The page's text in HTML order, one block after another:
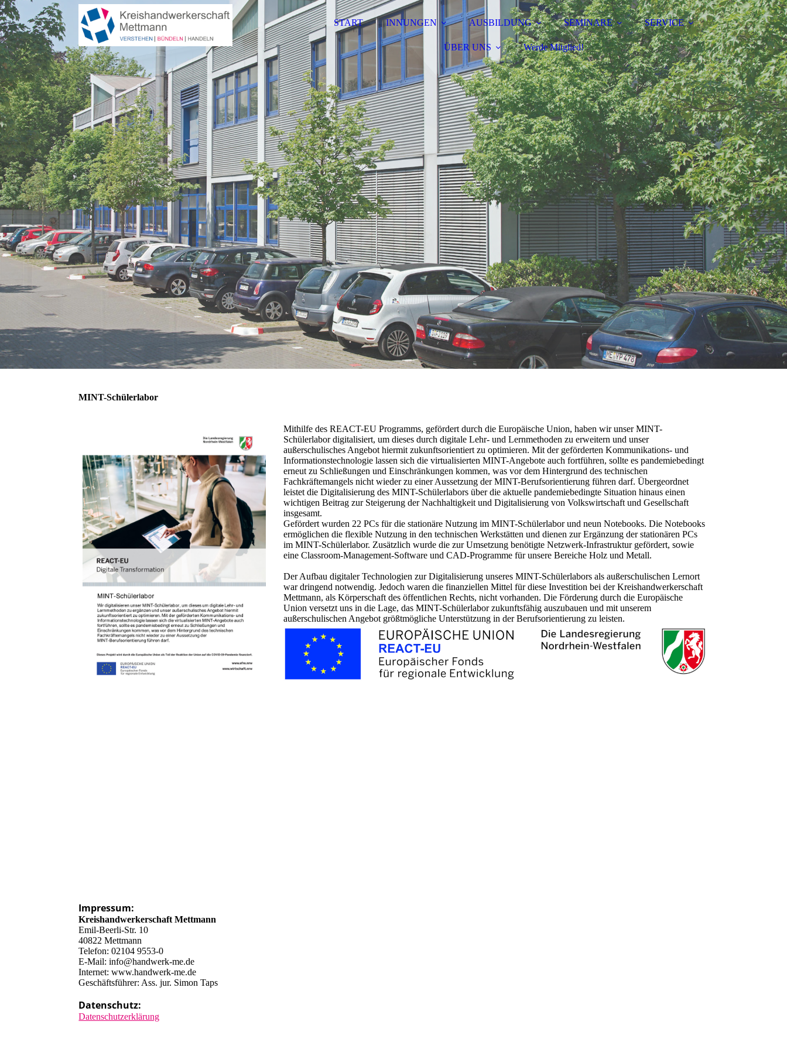
START INNUNGEN AUSBILDUNG SEMINARE SERVICE
ÜBER UNS Werde Mitglied!
MINT-Schülerlabor
Mithilfe des REACT-EU Programms, gefördert durch die Europäische Union, haben wir unser MINT-
Schülerlabor digitalisiert, um dieses durch digitale Lehr- und Lernmethoden zu erweitern und unser
außerschulisches Angebot hiermit zukunftsorientiert zu optimieren. Mit der geförderten Kommunikations- und
Informationstechnologie lassen sich die virtualisierten MINT-Angebote auch fortführen, sollte es pandemiebedingt
erneut zu Schließungen und Einschränkungen kommen, was vor dem Hintergrund des technischen
Fachkräftemangels nicht wieder zu einer Aussetzung der MINT-Berufsorientierung führen darf. Übergeordnet
leistet die Digitalisierung des MINT-Schülerlabors über die aktuelle pandemiebedingte Situation hinaus einen
wichtigen Beitrag zur Steigerung der Nachhaltigkeit und Digitalisierung von Volkswirtschaft und Gesellschaft
insgesamt.
Gefördert wurden 22 PCs für die stationäre Nutzung im MINT-Schülerlabor und neun Notebooks. Die Notebooks
ermöglichen die flexible Nutzung in den technischen Werkstätten und dienen zur Ergänzung der stationären PCs
im MINT-Schülerlabor. Zusätzlich wurde die zur Umsetzung benötigte Netzwerk-Infrastruktur gefördert, sowie
eine Classroom-Management-Software und CAD-Programme für unsere Bereiche Holz und Metall.
Der Aufbau digitaler Technologien zur Digitalisierung unseres MINT-Schülerlabors als außerschulischen Lernort
war dringend notwendig. Jedoch waren die finanziellen Mittel für diese Investition bei der Kreishandwerkerschaft
Mettmann, als Körperschaft des öffentlichen Rechts, nicht vorhanden. Die Förderung durch die Europäische
Union versetzt uns in die Lage, das MINT-Schülerlabor zukunftsfähig auszubauen und mit unserem
außerschulischen Angebot größtmögliche Unterstützung in der Berufsorientierung zu leisten.
Impressum:
Kreishandwerkerschaft Mettmann
Emil-Beerli-Str. 10
40822 Mettmann
Telefon: 02104 9553-0
E-Mail: info@handwerk-me.de
Internet: www.handwerk-me.de
Geschäftsführer: Ass. jur. Simon Taps
Datenschutz:
Datenschutzerklärung